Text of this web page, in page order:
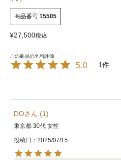
商品番号 15505
¥27,500税込
5.0 1
DO 1
東京都 30代 女性
投稿日 2025/07/15